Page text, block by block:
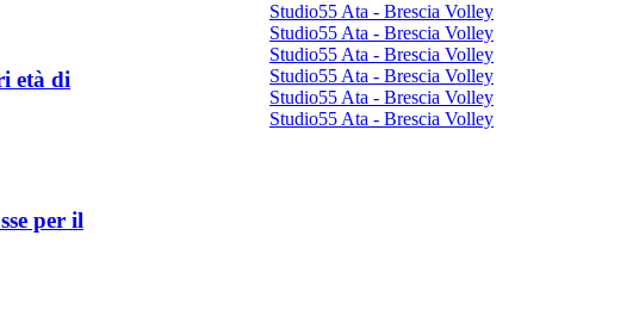
età di
per il
Studio55 Ata - Brescia Volley
Studio55 Ata - Brescia Volley
Studio55 Ata - Brescia Volley
Studio55 Ata - Brescia Volley
Studio55 Ata - Brescia Volley
Studio55 Ata - Brescia Volley